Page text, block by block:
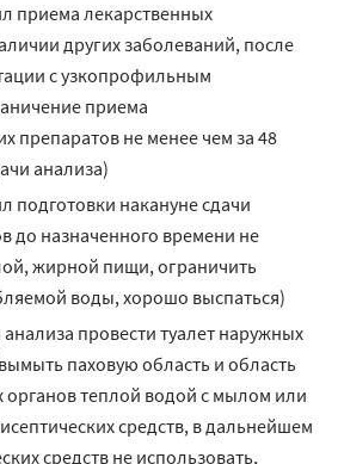
приема лекарственных
других заболеваний, после
с узкопрофильным
приема
препаратов не менее чем за 48
анализа)
подготовки накануне сдачи
до назначенного времени не
жирной пищи, ограничить
воды, хорошо выспаться)
провести туалет наружных
паховую область и область
теплой водой с мылом или
средств, в дальнейшем
средств не использовать,